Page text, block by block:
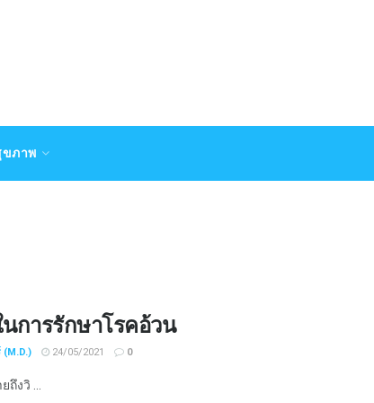
ภาพ
การรักษาโรคอ้วน
24/05/2021 0
งวิ ...